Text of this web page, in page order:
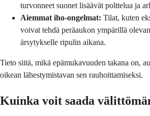
turvonneet suonet lisäävät polttelua ja
Aiemmat iho-ongelmat: Tilat, kuten
voivat tehdä peräaukon ympärillä
ärsytykselle ripulin aikana.
Tieto siitä, mikä epämukavuuden takana on,
oikean lähestymistavan sen rauhoittamiseksi.
Kuinka voit saada